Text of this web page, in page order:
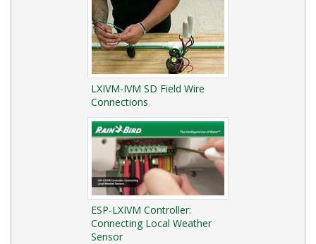
LXIVM-IVM SD Field Wire
Connections
ESP-LXIVM Controller:
Connecting Local Weather
Sensor